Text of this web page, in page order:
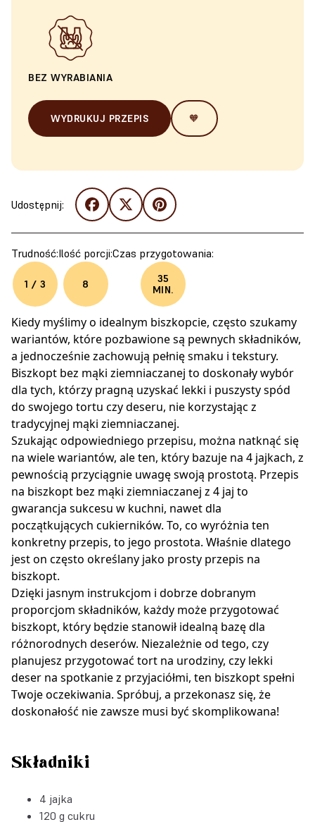
BEZ WYRABIANIA
WYDRUKUJ PRZEPIS 🧡
Udostępnij:
Trudność:
1 / 3
Ilość porcji:
8
Czas przygotowania:
35
MIN.
Kiedy myślimy o idealnym biszkopcie, często szukamy
wariantów, które pozbawione są pewnych składników,
a jednocześnie zachowują pełnię smaku i tekstury.
Biszkopt bez mąki ziemniaczanej to doskonały wybór
dla tych, którzy pragną uzyskać lekki i puszysty spód
do swojego tortu czy deseru, nie korzystając z
tradycyjnej mąki ziemniaczanej.
Szukając odpowiedniego przepisu, można natknąć się
na wiele wariantów, ale ten, który bazuje na 4 jajkach, z
pewnością przyciągnie uwagę swoją prostotą. Przepis
na biszkopt bez mąki ziemniaczanej z 4 jaj to
gwarancja sukcesu w kuchni, nawet dla
początkujących cukierników. To, co wyróżnia ten
konkretny przepis, to jego prostota. Właśnie dlatego
jest on często określany jako prosty przepis na
biszkopt.
Dzięki jasnym instrukcjom i dobrze dobranym
proporcjom składników, każdy może przygotować
biszkopt, który będzie stanowił idealną bazę dla
różnorodnych deserów. Niezależnie od tego, czy
planujesz przygotować tort na urodziny, czy lekki
deser na spotkanie z przyjaciółmi, ten biszkopt spełni
Twoje oczekiwania. Spróbuj, a przekonasz się, że
doskonałość nie zawsze musi być skomplikowana!
Składniki
4 jajka
120 g cukru